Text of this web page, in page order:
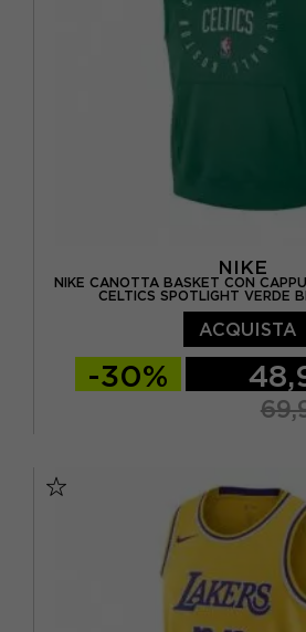
NIKE
NIKE CANOTTA BASKET CON
CELTICS SPOTLIGHT VERDE
ACQUISTA
-30%